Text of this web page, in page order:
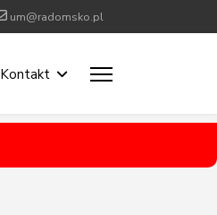
um@radomsko.pl
Kontakt